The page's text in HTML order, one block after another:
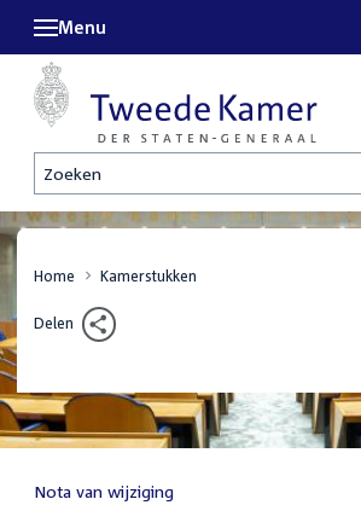
Zoeken
Menu
Home Kamerstukken
Delen
Nota van wijziging